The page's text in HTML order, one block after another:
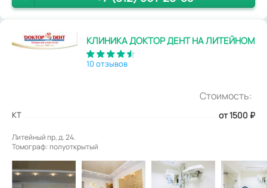
КЛИНИКА ДОКТОР ДЕНТ НА ЛИТЕЙНОМ
10 отзывов
Стоимость:
КТ от 1500 ₽
Литейный пр, д. 24.
Томограф: полуоткрытый